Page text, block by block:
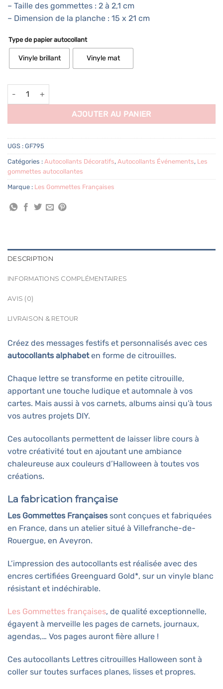
– Taille des gommettes : 2 à 2,1 cm
– Dimension de la planche : 15 x 21 cm
Type de papier autocollant
Vinyle brillant Vinyle mat
quantité de 62 autocollants Lettres citrouilles Halloween
AJOUTER AU PANIER
UGS : GF795
Catégories : Autocollants Décoratifs, Autocollants Événements, Les
gommettes autocollantes
Marque : Les Gommettes Françaises
DESCRIPTION
INFORMATIONS COMPLÉMENTAIRES
AVIS (0)
LIVRAISON & RETOUR
Créez des messages festifs et personnalisés avec ces
autocollants alphabeten forme de citrouilles.
Chaque lettre se transforme en petite citrouille,
apportant une touche ludique et automnale à vos
cartes. Mais aussi à vos carnets, albums ainsi qu’à tous
vos autres projets DIY.
Ces autocollants permettent de laisser libre cours à
votre créativité tout en ajoutant une ambiance
chaleureuse aux couleurs d’Halloween à toutes vos
créations.
La fabrication française
Les Gommettes Françaises sont conçues et fabriquées
en France, dans un atelier situé à Villefranche-de-
Rouergue, en Aveyron.
L’impression des autocollants est réalisée avec des
encres certifiées Greenguard Gold*, sur un vinyle blanc
résistant et indéchirable.
Les Gommettes françaises, de qualité exceptionnelle,
égayent à merveille les pages de carnets, journaux,
agendas,… Vos pages auront fière allure !
Ces autocollants Lettres citrouilles Halloween sont à
coller sur toutes surfaces planes, lisses et propres.